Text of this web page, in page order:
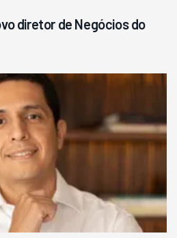
diretor de Negócios do